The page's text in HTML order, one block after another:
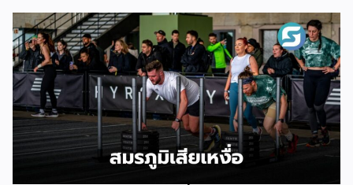
ตลาดให้คลินิก แทนที่จะปล่อยให้แต่ละแห่งลองผิดลองถูกด้วยงบ
ประมาณตัวเอง […]
แคปปิตอล กรุ๊ป โฮลดิ้งส์ จำกัด หนึ่งในผู้บุกเบิกวงการนี้และผู้
ขยายธุรกิจสู่คอมมูนิตี้สุขภาพ “StayGold” ได้ประกาศนโยบาย
ใหม่ แจกโบนัสสุขภาพเป็นโบนัสก้อนที่สองเพิ่มเติมจากโบนัสปกติ
เพื่อสร้างแรงจูงใจให้พนักงานหันมาใส่ใจสุขภาพอย่างจริงจัง และ
ผลักดันบิทคับให้เป็นองค์กรยุคใหม่ที่ขับเคลื่อนด้วยคุณภาพควบคู่
ไปกับสุขภาวะที่ดี นโยบายดังกล่าวขับเคลื่อนผ่านโครงการ
“Bitkuber Longevity Journey Program” ซึ่งเปิดให้พนักงาน
เข้าร่วมตามความสมัครใจ โดยจะวัดผลจากการเปลี่ยนแปลง
สุขภาพเป็นรายบุคคลเปรียบเทียบช่วงต้นปีและปลายปี เปิดโอกาส
ให้ทุกคนมีสิทธิ์ได้รับโบนัสเท่าเทียมกัน ไม่ว่าจะเป็นกลุ่มผู้เริ่มต้นที่